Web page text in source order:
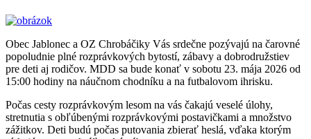
Obec Jablonec a OZ Chrobáčiky Vás srdečne pozývajú na čarovné
popoludnie plné rozprávkových bytostí, zábavy a dobrodružstiev
pre deti aj rodičov. MDD sa bude konať v sobotu 23. mája 2026 od
15:00 hodiny na náučnom chodníku a na futbalovom ihrisku.
Počas cesty rozprávkovým lesom na vás čakajú veselé úlohy,
stretnutia s obľúbenými rozprávkovými postavičkami a množstvo
zážitkov. Deti budú počas putovania zbierať heslá, vďaka ktorým